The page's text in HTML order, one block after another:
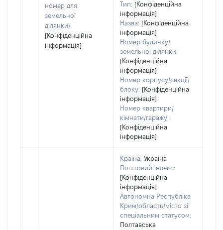
номер для
земельної
ділянки):
[Конфіденційна
інформація]
Тип: [Конфіденційна
інформація]
Назва: [Конфіденційна
інформація]
Номер будинку/
земельної ділянки:
[Конфіденційна
інформація]
Номер корпусу/секції/
блоку: [Конфіденційна
інформація]
Номер квартири/
кімнати/гаражу:
[Конфіденційна
інформація]
Країна: Україна
Поштовий індекс:
[Конфіденційна
інформація]
Автономна Республіка
Крим/область/місто зі
спеціальним статусом:
Полтавська